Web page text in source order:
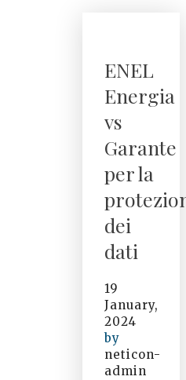
ENEL
Energia
vs
Garante
per la
dei
dati
19
January,
2024
by
neticon-
admin